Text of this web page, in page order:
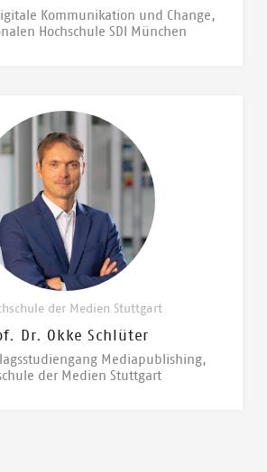
Kommunikation und Change,
Hochschule SDI München
der Medien Stuttgart
Dr. Okke Schlüter
Mediapublishing,
der Medien Stuttgart